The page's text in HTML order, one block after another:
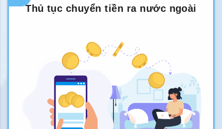
Thủ tục chuyển tiền ra nước ngoài